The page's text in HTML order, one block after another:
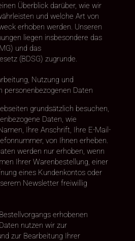
Überblick darüber, wie wir
und welche Art von
erhoben werden. Unseren
liegen insbesondere das
und das
(BDSG) zugrunde.
Nutzung und
personenbezogenen Daten
grundsätzlich besuchen,
Daten, wie
Ihre Anschrift, Ihre E-Mail-
von Ihnen erheben.
werden nur erhoben, wenn
Ihrer Warenbestellung, einer
eines Kundenkontos oder
Newsletter freiwillig
erhobenen
nutzen wir zur
zur Bearbeitung Ihrer